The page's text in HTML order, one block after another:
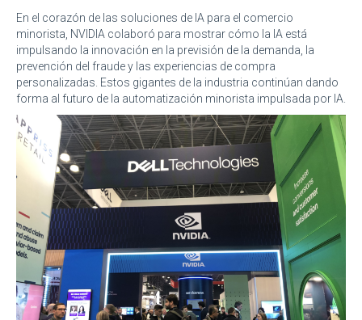
En el corazón de las soluciones de IA para el comercio
minorista, NVIDIA colaboró para mostrar cómo la IA está
impulsando la innovación en la previsión de la demanda, la
prevención del fraude y las experiencias de compra
personalizadas. Estos gigantes de la industria continúan dando
forma al futuro de la automatización minorista impulsada por IA.